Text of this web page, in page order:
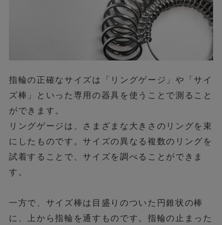
指輪の正確なサイズは「リングゲージ」や「サイ
ズ棒」といった専用の器具を使うことで測ること
ができます。
リングゲージは、さまざまな大きさのリングを束
にしたものです。サイズの異なる複数のリングを
試着することで、サイズを調べることができま
す。
一方で、サイズ棒は目盛りのついた円錐状の棒
に、上から指輪を通すものです。指輪の止まった